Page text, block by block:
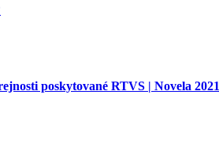
poskytované RTVS | Novela 2021